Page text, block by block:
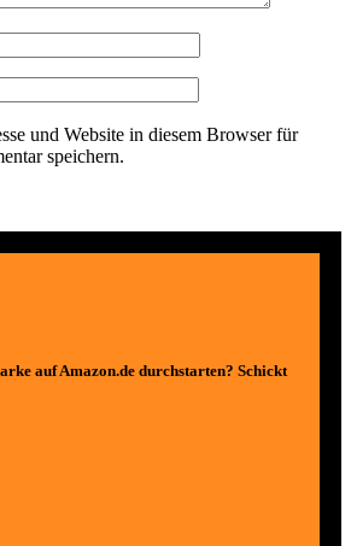
und Website in diesem Browser für
speichern.
auf Amazon.de durchstarten? Schickt